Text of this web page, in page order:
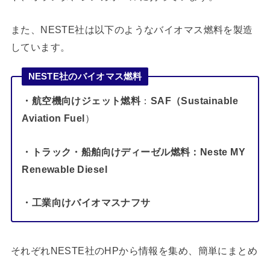
また、NESTE社は以下のようなバイオマス燃料を製造
しています。
NESTE社のバイオマス燃料
・航空機向けジェット燃料： SAF（Sustainable
Aviation Fuel）
・トラック・船舶向けディーゼル燃料：Neste MY
Renewable Diesel
・工業向けバイオマスナフサ
それぞれNESTE社のHPから情報を集め、簡単にまとめ